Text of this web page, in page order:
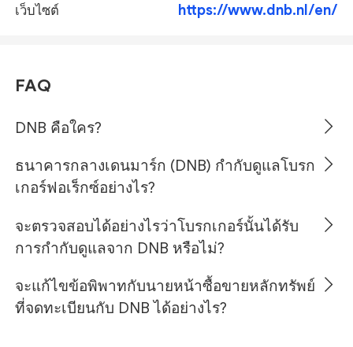
เว็บไซต์ https://www.dnb.nl/en/
FAQ
DNB คือใคร?
ธนาคารกลางเดนมาร์ก (DNB) กำกับดูแลโบรก
เกอร์ฟอเร็กซ์อย่างไร?
จะตรวจสอบได้อย่างไรว่าโบรกเกอร์นั้นได้รับ
การกำกับดูแลจาก DNB หรือไม่?
จะแก้ไขข้อพิพาทกับนายหน้าซื้อขายหลักทรัพย์
ที่จดทะเบียนกับ DNB ได้อย่างไร?